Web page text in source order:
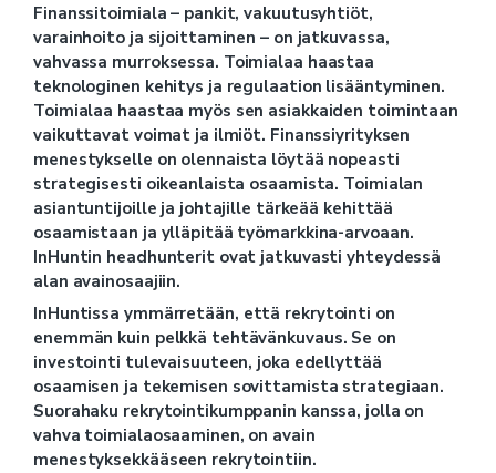
Finanssitoimiala – pankit, vakuutusyhtiöt,
varainhoito ja sijoittaminen – on jatkuvassa,
vahvassa murroksessa. Toimialaa haastaa
teknologinen kehitys ja regulaation lisääntyminen.
Toimialaa haastaa myös sen asiakkaiden toimintaan
vaikuttavat voimat ja ilmiöt. Finanssiyrityksen
menestykselle on olennaista löytää nopeasti
strategisesti oikeanlaista osaamista. Toimialan
asiantuntijoille ja johtajille tärkeää kehittää
osaamistaan ja ylläpitää työmarkkina-arvoaan.
InHuntin headhunterit ovat jatkuvasti yhteydessä
alan avainosaajiin.
InHuntissa ymmärretään, että rekrytointi on
enemmän kuin pelkkä tehtävänkuvaus. Se on
investointi tulevaisuuteen, joka edellyttää
osaamisen ja tekemisen sovittamista strategiaan.
Suorahaku rekrytointikumppanin kanssa, jolla on
vahva toimialaosaaminen, on avain
menestyksekkääseen rekrytointiin.